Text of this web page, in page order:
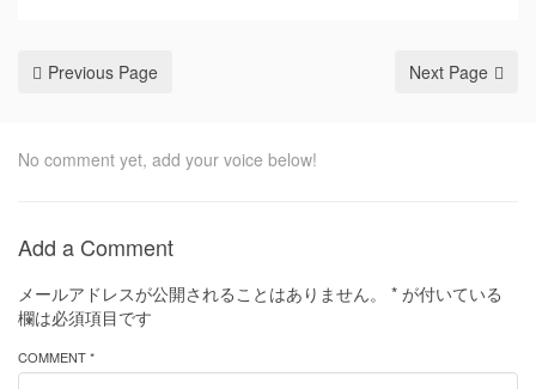
Previous Page Next Page
No comment yet, add your voice below!
Add a Comment
メールアドレスが公開されることはありません。 * が付いている
欄は必須項目です
COMMENT *